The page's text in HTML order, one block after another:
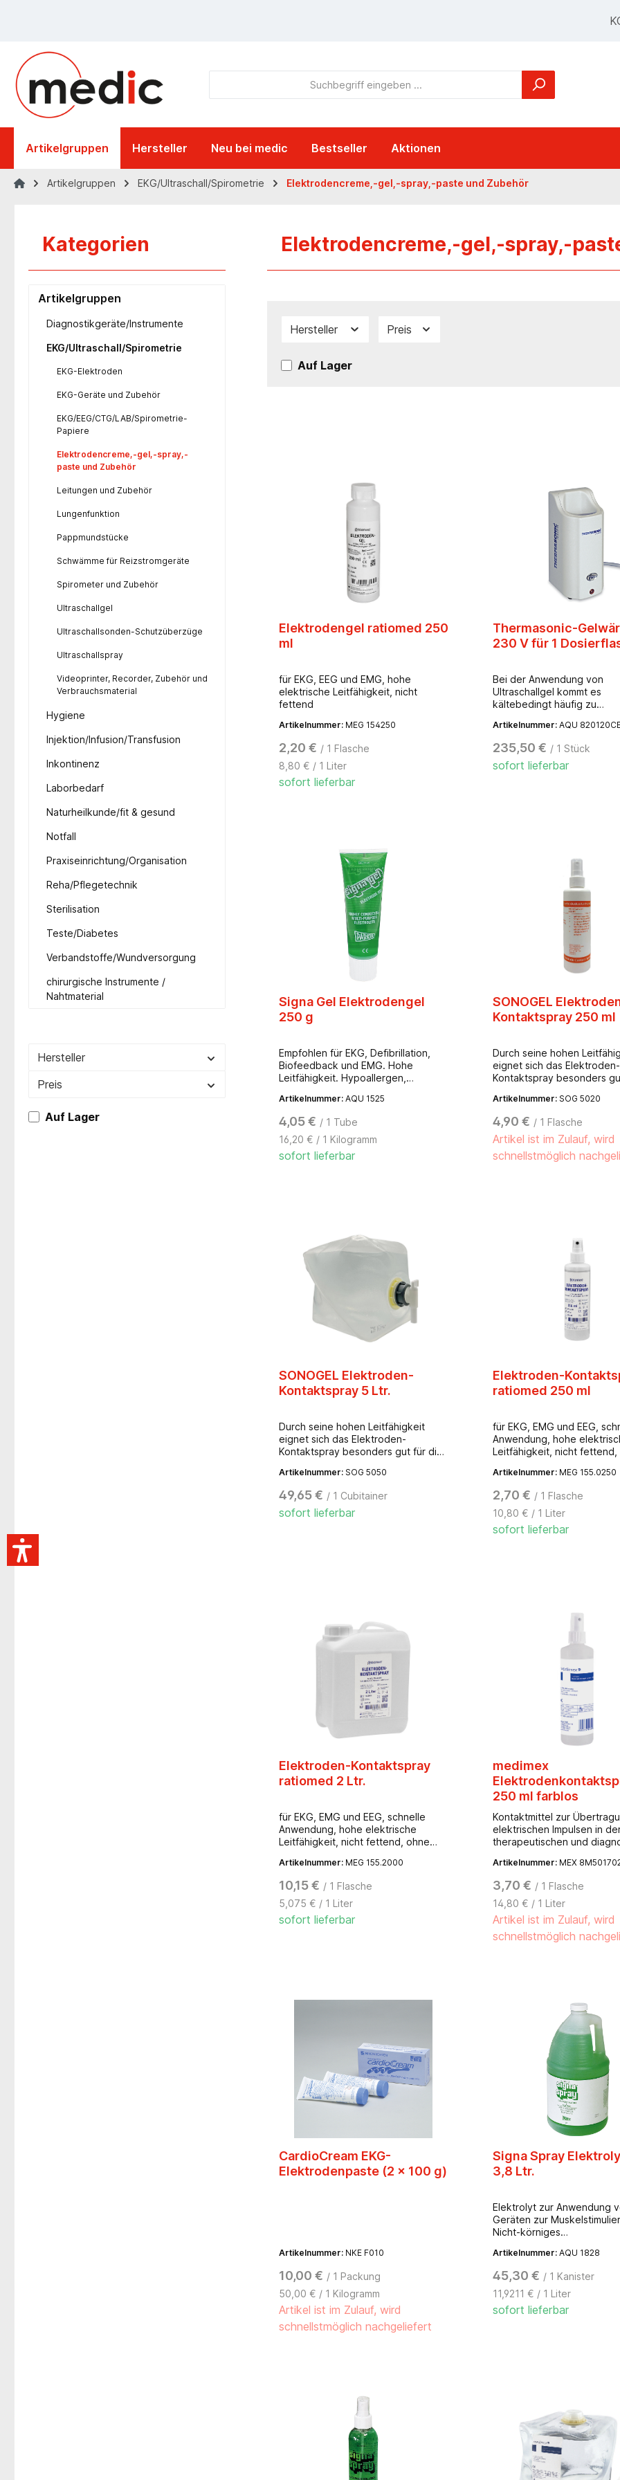
Artikelgruppen Hersteller Neu bei medic Bestseller Aktionen
Artikelgruppen EKG/Ultraschall/Spirometrie Elektrodencreme,-gel,-spray,-paste und Zubehör
Kategorien
Artikelgruppen
Diagnostikgeräte/Instrumente
EKG/Ultraschall/Spirometrie
EKG-Elektroden
EKG-Geräte und Zubehör
EKG/EEG/CTG/LAB/Spirometrie-
Papiere
Elektrodencreme,-gel,-spray,-
paste und Zubehör
Leitungen und Zubehör
Lungenfunktion
Pappmundstücke
Schwämme für Reizstromgeräte
Spirometer und Zubehör
Ultraschallgel
Ultraschallsonden-Schutzüberzüge
Ultraschallspray
Videoprinter, Recorder, Zubehör und
Verbrauchsmaterial
Hygiene
Injektion/Infusion/Transfusion
Inkontinenz
Laborbedarf
Naturheilkunde/fit & gesund
Notfall
Praxiseinrichtung/Organisation
Reha/Pflegetechnik
Sterilisation
Teste/Diabetes
Verbandstoffe/Wundversorgung
chirurgische Instrumente /
Nahtmaterial
Hersteller
Preis
Auf Lager
Elektrodencreme,-gel,-spray,-
Hersteller Preis
Auf Lager
Elektrodengel ratiomed 250
ml
für EKG, EEG und EMG, hohe
elektrische Leitfähigkeit, nicht
fettend
Artikelnummer: MEG 154250
2,20 € / 1 Flasche
8,80 € / 1 Liter
sofort lieferbar
Thermasonic-
230 V für 1
Bei der Anwendung von
Ultraschallgel kommt es
kältebedingt häufig zu
den Patienten. Mit dem
Gelwärmer wird das
auf Körpertemperatur
für eine 250 ml
Wandbefestigungsmaterial
Schrauben, 2 Dübel)
Artikelnummer: AQU
235,50 € / 1 Stück
sofort lieferbar
Signa Gel Elektrodengel
250 g
Empfohlen für EKG, Defibrillation,
Biofeedback und EMG. Hohe
Leitfähigkeit. Hypoallergen,
hinterlässt keine Flecken, nicht-
körnig.
Artikelnummer: AQU 1525
4,05 € / 1 Tube
16,20 € / 1 Kilogramm
sofort lieferbar
SONOGEL
Kontaktspray 250 ml
Durch seine hohen
eignet sich das Elektroden-
Kontaktspray besonders
Durch die treibgasfreie
Pumpsprayflasche lässt sich
Produkt leicht anwenden.
Artikelnummer: SOG 5020
4,90 € / 1 Flasche
Artikel ist im Zulauf, wird
schnellstmöglich
SONOGEL Elektroden-
Kontaktspray 5 Ltr.
Durch seine hohen Leitfähigkeit
eignet sich das Elektroden-
Kontaktspray besonders gut für die
Durch die treibgasfreie
Pumpsprayflasche lässt sich das
Produkt leicht anwenden.
Artikelnummer: SOG 5050
49,65 € / 1 Cubitainer
sofort lieferbar
Elektroden-
ratiomed 250 ml
für EKG, EMG und EEG,
Anwendung, hohe
Leitfähigkeit, nicht fettend,
Phenoxyethanol, für Kurz-
Langzeitanwendung, farblos
Artikelnummer: MEG 155.0250
2,70 € / 1 Flasche
10,80 € / 1 Liter
sofort lieferbar
Elektroden-Kontaktspray
ratiomed 2 Ltr.
für EKG, EMG und EEG, schnelle
Anwendung, hohe elektrische
Leitfähigkeit, nicht fettend, ohne
Phenoxyethanol, für Kurz- und
Langzeitanwendung, farblos
Artikelnummer: MEG 155.2000
10,15 € / 1 Flasche
5,075 € / 1 Liter
sofort lieferbar
medimex
250 ml farblos
Kontaktmittel zur
elektrischen Impulsen in
therapeutischen und
Hohe elektrische
Hautfreundlich. Auf
hergestellt. Formaldehyd-
fettfrei.
Artikelnummer: MEX
3,70 € / 1 Flasche
14,80 € / 1 Liter
Artikel ist im Zulauf, wird
schnellstmöglich
CardioCream EKG-
Elektrodenpaste (2 x 100 g)
Artikelnummer: NKE F010
10,00 € / 1 Packung
50,00 € / 1 Kilogramm
Artikel ist im Zulauf, wird
schnellstmöglich nachgeliefert
Signa Spray
3,8 Ltr.
Elektrolyt zur Anwendung
Geräten zur
Nicht-körniges
Bakteriostatisch,
hinterlässt keine Flecken.
Rückstandsbildung.
Auftragen, einfache
Artikelnummer: AQU 1828
45,30 € / 1 Kanister
11,9211 € / 1 Liter
sofort lieferbar